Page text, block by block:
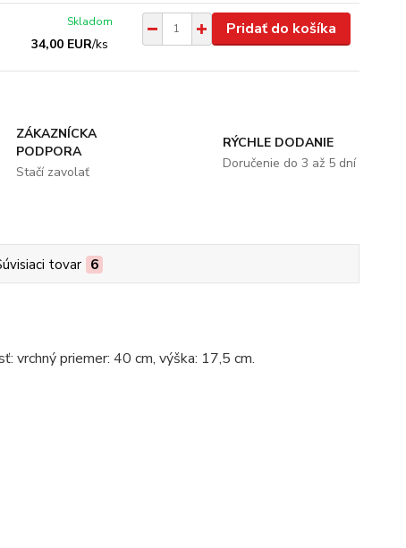
34,00 EUR/ks
Skladom Pridať do košíka
ZÁKAZNÍCKA
PODPORA
Stačí zavolať
RÝCHLE DODANIE
Doručenie do 3 až 5 dní
tovar 6
vrchný priemer: 40 cm, výška: 17,5 cm.